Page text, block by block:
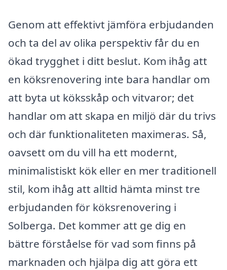
Genom att effektivt jämföra erbjudanden
och ta del av olika perspektiv får du en
ökad trygghet i ditt beslut. Kom ihåg att
en köksrenovering inte bara handlar om
att byta ut köksskåp och vitvaror; det
handlar om att skapa en miljö där du trivs
och där funktionaliteten maximeras. Så,
oavsett om du vill ha ett modernt,
minimalistiskt kök eller en mer traditionell
stil, kom ihåg att alltid hämta minst tre
erbjudanden för köksrenovering i
Solberga. Det kommer att ge dig en
bättre förståelse för vad som finns på
marknaden och hjälpa dig att göra ett